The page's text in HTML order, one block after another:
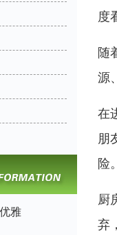
雅
度
随
源
在
朋
险
厨
弃